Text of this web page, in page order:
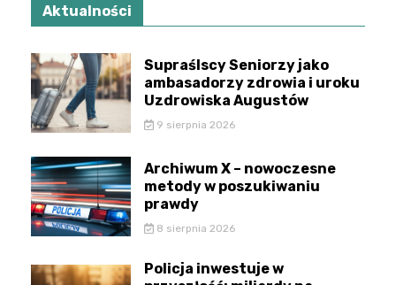
Aktualności
Supraślscy Seniorzy jako
ambasadorzy zdrowia i uroku
Uzdrowiska Augustów
9 sierpnia 2026
Archiwum X – nowoczesne
metody w poszukiwaniu
prawdy
8 sierpnia 2026
Policja inwestuje w